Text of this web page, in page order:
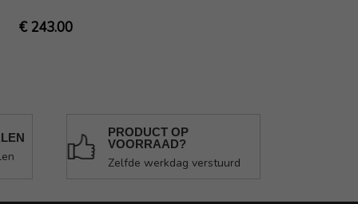
€ 243.00
PRODUCT OP
VOORRAAD?
Zelfde werkdag verstuurd